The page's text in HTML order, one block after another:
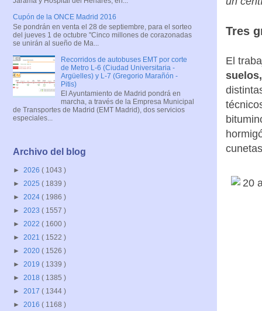
Tres
El
Cupón de la ONCE Madrid 2016
Se pondrán en venta el 28 de septiembre, para el sorteo
del jueves 1 de octubre "Cinco millones de corazonadas
se unirán al sueño de Ma...
Recorridos de autobuses EMT por corte
de Metro L-6 (Ciudad Universitaria -
Argüelles) y L-7 (Gregorio Marañón -
Pitis)
El Ayuntamiento de Madrid pondrá en
marcha, a través de la Empresa Municipal
de Transportes de Madrid (EMT Madrid), dos servicios
especiales...
Archivo del blog
► 2026 ( 1043 )
► 2025 ( 1839 )
► 2024 ( 1986 )
► 2023 ( 1557 )
► 2022 ( 1600 )
► 2021 ( 1522 )
► 2020 ( 1526 )
► 2019 ( 1339 )
► 2018 ( 1385 )
► 2017 ( 1344 )
► 2016 ( 1168 )